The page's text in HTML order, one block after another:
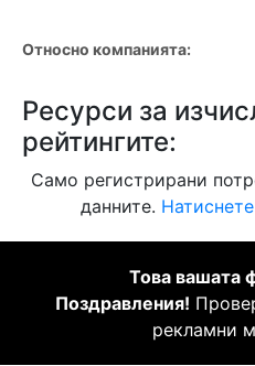
Относно компанията:
Ресурси за
рейтингите:
Само регистрирани
данните.
Това вашата
Поздравления!
рекламни